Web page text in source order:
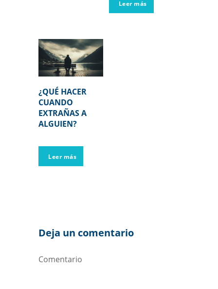
Leer más
¿QUÉ HACER
CUANDO
EXTRAÑAS A
ALGUIEN?
Leer más
Deja un comentario